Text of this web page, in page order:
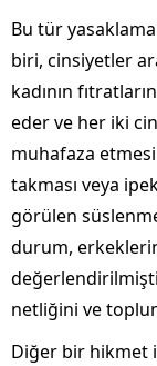
Bu tür
biri, cinsiyetler
kadının
eder ve her iki
muhafaza
takması veya
görülen
durum,
netliğini ve
Diğer bir hikmet